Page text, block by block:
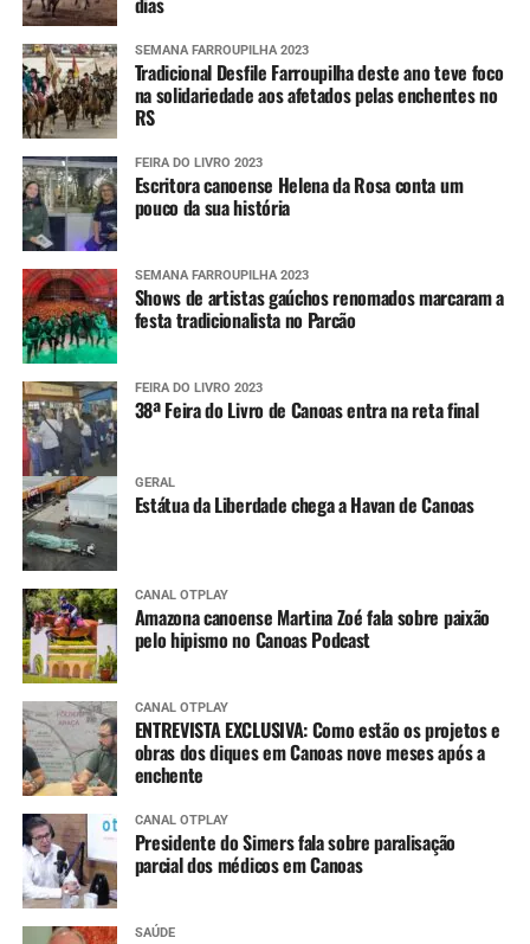
SEMANA FARROUPILHA 2023
Tradicional Desfile Farroupilha deste ano teve foco
na solidariedade aos afetados pelas enchentes no
RS
FEIRA DO LIVRO 2023
Escritora canoense Helena da Rosa conta um
pouco da sua história
SEMANA FARROUPILHA 2023
Shows de artistas gaúchos renomados marcaram a
festa tradicionalista no Parcão
FEIRA DO LIVRO 2023
38ª Feira do Livro de Canoas entra na reta final
GERAL
Estátua da Liberdade chega a Havan de Canoas
CANAL OTPLAY
Amazona canoense Martina Zoé fala sobre paixão
pelo hipismo no Canoas Podcast
CANAL OTPLAY
ENTREVISTA EXCLUSIVA: Como estão os projetos e
obras dos diques em Canoas nove meses após a
enchente
CANAL OTPLAY
Presidente do Simers fala sobre paralisação
parcial dos médicos em Canoas
SAÚDE